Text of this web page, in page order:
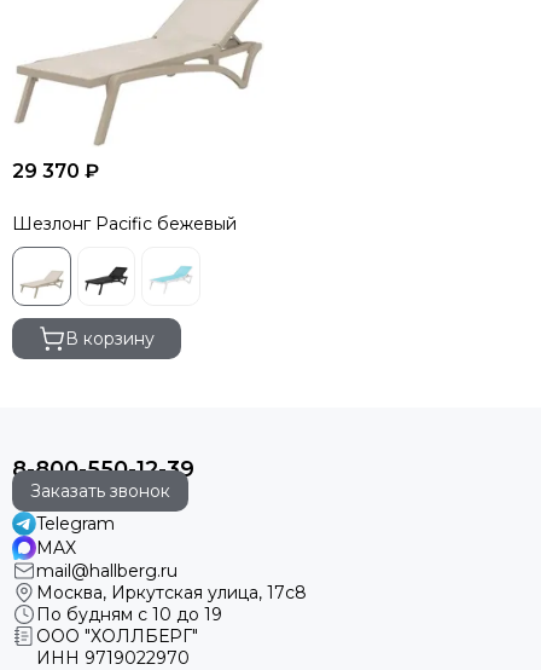
29 370 ₽
Шезлонг Pacific бежевый
В корзину
8-800-550-12-39
Заказать звонок
Telegram
MAX
mail@hallberg.ru
Москва, Иркутская улица, 17с8
По будням с 10 до 19
ООО "ХОЛЛБЕРГ"
ИНН 9719022970